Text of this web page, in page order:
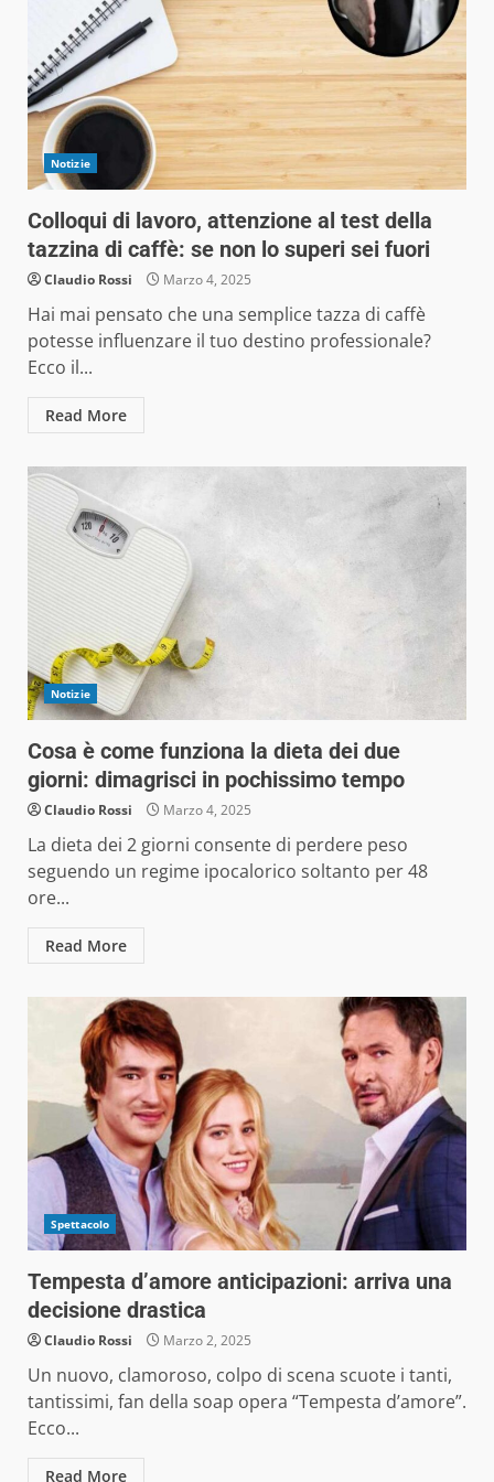
Notizie
Colloqui di lavoro, attenzione al test della
tazzina di caffè: se non lo superi sei fuori
Claudio Rossi Marzo 4, 2025
Hai mai pensato che una semplice tazza di caffè
potesse influenzare il tuo destino professionale?
Ecco il...
Read More
Notizie
Cosa è come funziona la dieta dei due
giorni: dimagrisci in pochissimo tempo
Claudio Rossi Marzo 4, 2025
La dieta dei 2 giorni consente di perdere peso
seguendo un regime ipocalorico soltanto per 48
ore...
Read More
Spettacolo
Tempesta d’amore anticipazioni: arriva una
decisione drastica
Claudio Rossi Marzo 2, 2025
Un nuovo, clamoroso, colpo di scena scuote i tanti,
tantissimi, fan della soap opera “Tempesta d’amore”.
Ecco...
Read More